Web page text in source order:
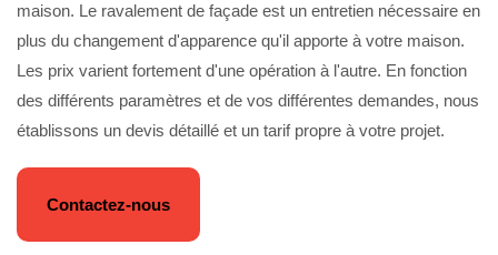
maison. Le ravalement de façade est un entretien nécessaire en
plus du changement d'apparence qu'il apporte à votre maison.
Les prix varient fortement d'une opération à l'autre. En fonction
des différents paramètres et de vos différentes demandes, nous
établissons un devis détaillé et un tarif propre à votre projet.
Contactez-nous